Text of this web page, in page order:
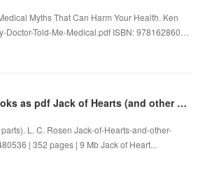
Myths That Can Harm Your Health. Ken
Doctor-Told-Me-Medical.pdf ISBN: 978162860…
Download kindle books as pdf Jack of Hearts (and other parts) (English literature)
L. C. Rosen Jack-of-Hearts-and-other-
| 352 pages | 9 Mb Jack of Heart...